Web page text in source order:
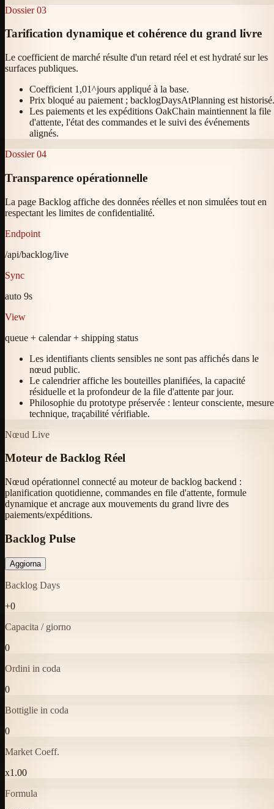
Dossier 03
Tarification dynamique et cohérence du grand livre
Le coefficient de marché résulte d'un retard réel et est hydraté sur les
surfaces publiques.
Coefficient 1,01^jours appliqué à la base.
Prix bloqué au paiement ; backlogDaysAtPlanning est historisé.
Les paiements et les expéditions OakChain maintiennent la file
d'attente, l'état des commandes et le suivi des événements
alignés.
Dossier 04
Transparence opérationnelle
La page Backlog affiche des données réelles et non simulées tout en
respectant les limites de confidentialité.
Endpoint
/api/backlog/live
Sync
auto 9s
View
queue + calendar + shipping status
Les identifiants clients sensibles ne sont pas affichés dans le
nœud public.
Le calendrier affiche les bouteilles planifiées, la capacité
résiduelle et la profondeur de la file d'attente par jour.
Philosophie du prototype préservée : lenteur consciente, mesure
technique, traçabilité vérifiable.
Nœud Live
Moteur de Backlog Réel
Nœud opérationnel connecté au moteur de backlog backend :
planification quotidienne, commandes en file d'attente, formule
dynamique et ancrage aux mouvements du grand livre des
paiements/expéditions.
Backlog Pulse
Aggiorna
Backlog Days
+0
Capacita / giorno
0
Ordini in coda
0
Bottiglie in coda
0
Market Coeff.
x1.00
Formula